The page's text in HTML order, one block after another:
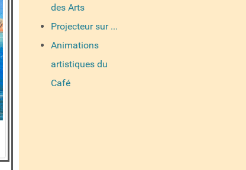
des Arts
Projecteur sur ...
Animations
artistiques du
Café